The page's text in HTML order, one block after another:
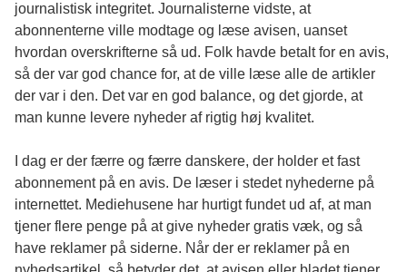
journalistisk integritet. Journalisterne vidste, at
abonnenterne ville modtage og læse avisen, uanset
hvordan overskrifterne så ud. Folk havde betalt for en avis,
så der var god chance for, at de ville læse alle de artikler
der var i den. Det var en god balance, og det gjorde, at
man kunne levere nyheder af rigtig høj kvalitet.
I dag er der færre og færre danskere, der holder et fast
abonnement på en avis. De læser i stedet nyhederne på
internettet. Mediehusene har hurtigt fundet ud af, at man
tjener flere penge på at give nyheder gratis væk, og så
have reklamer på siderne. Når der er reklamer på en